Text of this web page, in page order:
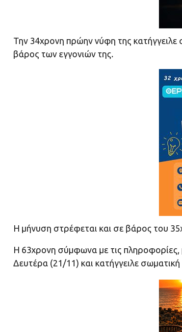
Την 34χρονη πρώην νύφη της κατήγγειλε
βάρος των εγγονιών της.
Η μήνυση στρέφεται και σε βάρος του
Η 63χρονη σύμφωνα με τις
Δευτέρα (21/11) και κατήγγειλε